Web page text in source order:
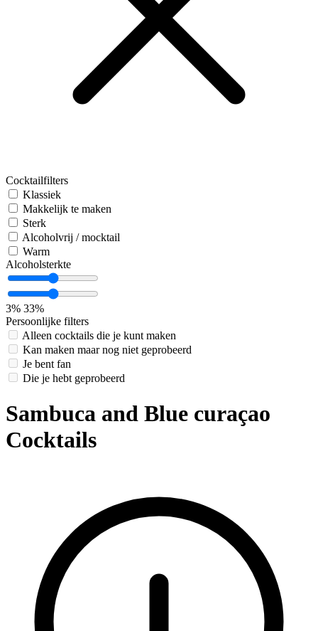
Cocktailfilters
Klassiek
Makkelijk te maken
Sterk
Alcoholvrij / mocktail
Warm
Alcoholsterkte
3% 33%
Persoonlijke filters
Alleen cocktails die je kunt maken
Kan maken maar nog niet geprobeerd
Je bent fan
Die je hebt geprobeerd
Sambuca and Blue curaçao
Cocktails